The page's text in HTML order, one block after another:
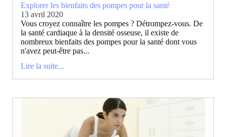
Explorer les bienfaits des pompes pour la santé
13 avril 2020
Vous croyez connaître les pompes ? Détrompez-vous. De
la santé cardiaque à la densité osseuse, il existe de
nombreux bienfaits des pompes pour la santé dont vous
n'avez peut-être pas...
Lire la suite...